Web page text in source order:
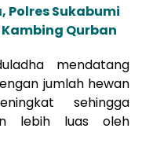
Polres Sukabumi
Qurban
mendatang
jumlah hewan
sehingga
lebih luas oleh